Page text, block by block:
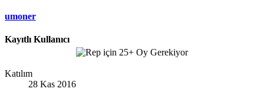
umoner
Kayıtlı Kullanıcı
Katılım
28 Kas 2016